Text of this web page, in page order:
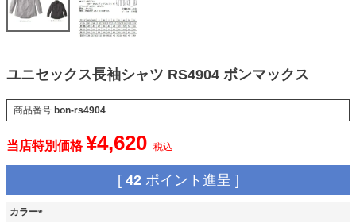
ユニセックス長袖シャツ RS4904 ボンマックス
商品番号 bon-rs4904
当店特別価格 ¥4,620 税込
[ 42 ポイント進呈 ]
カラー